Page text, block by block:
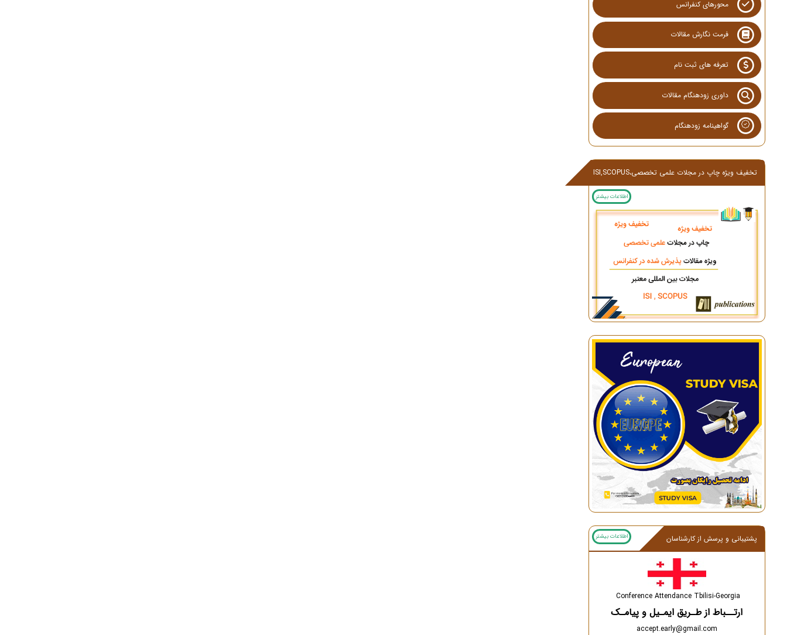
محورهای کنفرانس
فرمت نگارش مقالات
تعرفه های ثبت نام
داوری زودهنگام مقالات
گواهینامه زودهنگام
تخفیف ویژه چاپ در مجلات علمی تخصصی،ISI,SCOPUS
اطلاعات بیشتر
پشتیبانی و پرسش از کارشناسان اطلاعات بیشتر
Conference Attendance Tbilisi-Georgia
ارتــباط از طـریق ایمـیل و پیامـک
accept.early@gmail.com